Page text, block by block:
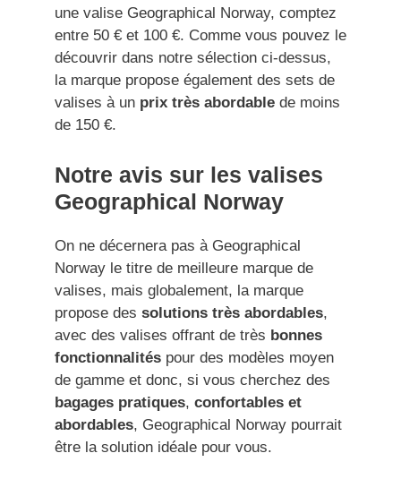
une valise Geographical Norway, comptez
entre 50 € et 100 €. Comme vous pouvez le
découvrir dans notre sélection ci-dessus,
la marque propose également des sets de
valises à un prix très abordable de moins
de 150 €.
Notre avis sur les valises
Geographical Norway
On ne décernera pas à Geographical
Norway le titre de meilleure marque de
valises, mais globalement, la marque
propose des solutions très abordables,
avec des valises offrant de très bonnes
fonctionnalités pour des modèles moyen
de gamme et donc, si vous cherchez des
bagages pratiques, confortables et
abordables, Geographical Norway pourrait
être la solution idéale pour vous.